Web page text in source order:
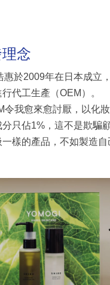
念
於2009年在日本成立
代工生產（OEM）。
我愈來愈討厭，以化妝
只佔1%，這不是欺騙
樣的產品，不如製造自